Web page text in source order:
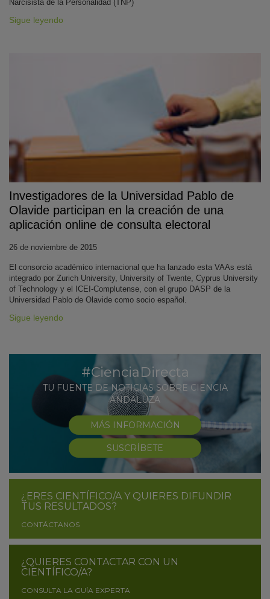
Narcisista de la Personalidad (TNP)
Sigue leyendo
Investigadores de la Universidad Pablo de
Olavide participan en la creación de una
aplicación online de consulta electoral
26 de noviembre de 2015
El consorcio académico internacional que ha lanzado esta VAAs está
integrado por Zurich University, University of Twente, Cyprus University
of Technology y el ICEI-Complutense, con el grupo DASP de la
Universidad Pablo de Olavide como socio español.
Sigue leyendo
#CienciaDirecta
TU FUENTE DE NOTICIAS SOBRE CIENCIA
ANDALUZA
MÁS INFORMACIÓN
SUSCRÍBETE
¿ERES CIENTÍFICO/A Y QUIERES DIFUNDIR
TUS RESULTADOS?
CONTÁCTANOS
¿QUIERES CONTACTAR CON UN
CIENTÍFICO/A?
CONSULTA LA GUÍA EXPERTA